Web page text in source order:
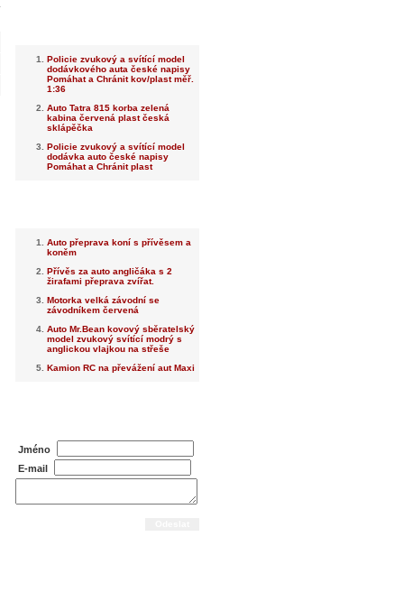
Policie zvukový a svítící model
dodávkového auta české napisy
Pomáhat a Chránit kov/plast měř.
1:36
Auto Tatra 815 korba zelená
kabina červená plast česká
sklápěčka
Policie zvukový a svítící model
dodávka auto české napisy
Pomáhat a Chránit plast
Auto přeprava koní s přívěsem a
koněm
Přívěs za auto angličáka s 2
žirafami přeprava zvířat.
Motorka velká závodní se
závodníkem červená
Auto Mr.Bean kovový sběratelský
model zvukový svítící modrý s
anglickou vlajkou na střeše
Kamion RC na převážení aut Maxi
Jméno
E-mail